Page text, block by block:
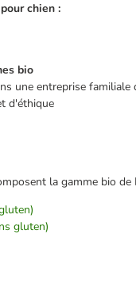
chien :
bio
une entreprise familiale
d'éthique
la gamme bio
gluten)